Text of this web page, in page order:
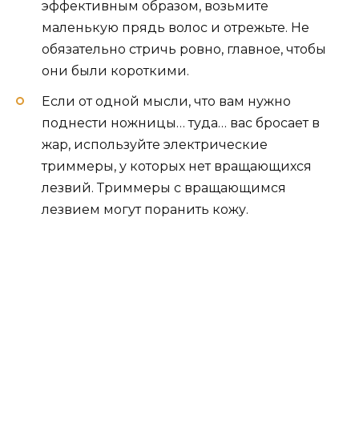
эффективным образом, возьмите
маленькую прядь волос и отрежьте. Не
обязательно стричь ровно, главное, чтобы
они были короткими.
Если от одной мысли, что вам нужно
поднести ножницы… туда… вас бросает в
жар, используйте электрические
триммеры, у которых нет вращающихся
лезвий. Триммеры с вращающимся
лезвием могут поранить кожу.